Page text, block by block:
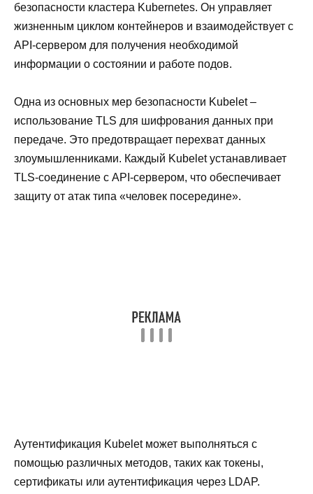
безопасности кластера Kubernetes. Он управляет
жизненным циклом контейнеров и взаимодействует с
API-сервером для получения необходимой
информации о состоянии и работе подов.
Одна из основных мер безопасности Kubelet –
использование TLS для шифрования данных при
передаче. Это предотвращает перехват данных
злоумышленниками. Каждый Kubelet устанавливает
TLS-соединение с API-сервером, что обеспечивает
защиту от атак типа «человек посередине».
Аутентификация Kubelet может выполняться с
помощью различных методов, таких как токены,
сертификаты или аутентификация через LDAP.